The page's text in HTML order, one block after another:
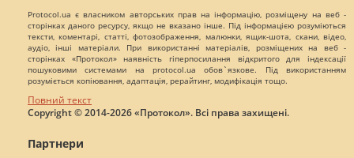
Protocol.ua є власником авторських прав на інформацію, розміщену на веб -
сторінках даного ресурсу, якщо не вказано інше. Під інформацією розуміються
тексти, коментарі, статті, фотозображення, малюнки, ящик-шота, скани, відео,
аудіо, інші матеріали. При використанні матеріалів, розміщених на веб -
сторінках «Протокол» наявність гіперпосилання відкритого для індексації
пошуковими системами на protocol.ua обов`язкове. Під використанням
розуміється копіювання, адаптація, рерайтинг, модифікація тощо.
Повний текст
Copyright © 2014-2026 «Протокол». Всі права захищені.
Партнери